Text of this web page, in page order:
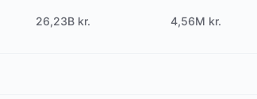
26,23B kr. 4,56M kr.